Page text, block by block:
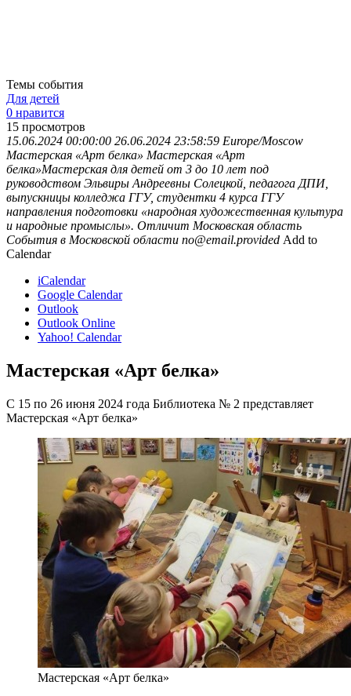
Темы события
Для детей
0 нравится
15 просмотров
15.06.2024 00:00:00 26.06.2024 23:58:59 Europe/Moscow
Мастерская «Арт белка» Мастерская «Арт
белка»Мастерская для детей от 3 до 10 лет под
руководством Эльвиры Андреевны Солецкой, педагога ДПИ,
выпускницы колледжа ГГУ, студентки 4 курса ГГУ
направления подготовки «народная художественная культура
и народные промыслы». Отличит Московская область
События в Московской области no@email.provided Add to
Calendar
iCalendar
Google Calendar
Outlook
Outlook Online
Yahoo! Calendar
Мастерская «Арт белка»
С 15 по 26 июня 2024 года Библиотека № 2 представляет
Мастерская «Арт белка»
Мастерская «Арт белка»